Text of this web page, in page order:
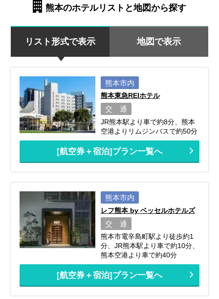
熊本のホテルリストと地図から探す
リスト形式で表示 地図で表示
熊本市内
熊本東急REIホテル
交 通
JR熊本駅より車で約8分、熊本
空港よりリムジンバスで約50分
[航空券＋宿泊]プラン一覧へ
熊本市内
レフ熊本 by ベッセルホテルズ
交 通
熊本市電辛島町駅より徒歩約1
分、JR熊本駅より車で約10分、
熊本空港より車で約40分
[航空券＋宿泊]プラン一覧へ